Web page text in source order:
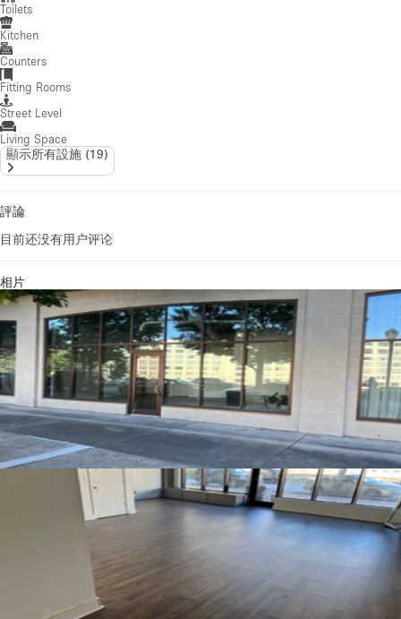
Toilets
Kitchen
Counters
Fitting Rooms
Street Level
Living Space
顯示所有設施 (19)
評論
目前还没有用户评论
相片